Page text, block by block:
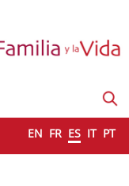
EN FR ES IT PT